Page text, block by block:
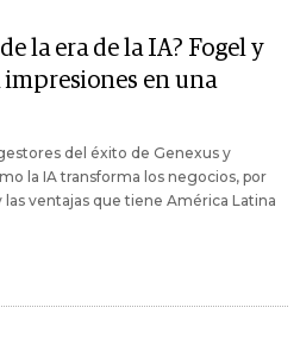
la era de la IA? Fogel y
en una
del éxito de Genexus y
la IA transforma los negocios, por
ventajas que tiene América Latina